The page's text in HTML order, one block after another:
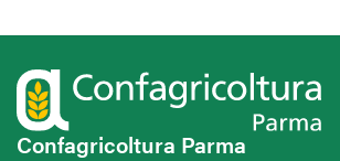
Confagricoltura Parma